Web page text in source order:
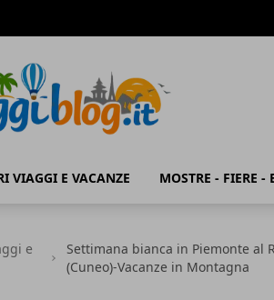
VIAGGI E VACANZE MOSTRE - FIERE -
e
Settimana bianca in Piemonte al
(Cuneo)-Vacanze in Montagna